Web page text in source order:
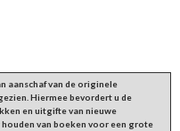
aanschaf van de originele
Hiermee bevordert u de
en uitgifte van nieuwe
van boeken voor een grote